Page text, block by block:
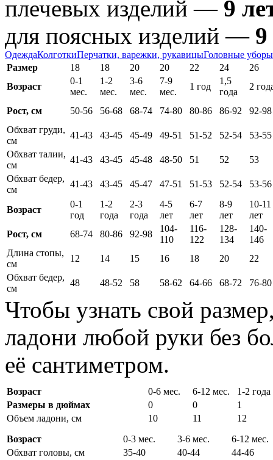
плечевых изделий — 9
для поясных изделий — 9
ОдеждаКолготкиПерчатки, варежки, рукавицыГоловные уборы
Размер
18 18 20 20 22 24
26
Возраст
0-1
мес.
1-2
мес.
3-6
мес.
7-9
мес.
1 год
1,5
года
2
Рост, см 50-56 56-68 68-74 74-80 80-86 86-92
92-98
Обхват груди,
см
41-43 43-45 45-49 49-51 51-52 52-54
53-55
Обхват талии,
см
41-43 43-45 45-48 48-50 51 52
53
Обхват бедер,
см
41-43 43-45 45-47 47-51 51-53 52-54 53-56
Возраст
0-1
год
1-2
года
2-3
года
4-5
лет
6-7
лет
8-9
лет
10-11
лет
Рост, см
68-74 80-86 92-98
104-
110
116-
122
128-
134
140-
146
Длина стопы,
см
12 14 15 16 18 20
22
Обхват бедер,
см
48 48-52 58 58-62 64-66 68-72 76-80
Чтобы узнать свой
ладони любой руки без
её сантиметром.
Возраст 0-6 мес. 6-12 мес.
1-2 года
Размеры в дюймах
0 0
1
Объем ладони, см
10 11
12
Возраст
0-3 мес. 3-6 мес.
6-12 мес.
Обхват головы, см
35-40 40-44 44-46